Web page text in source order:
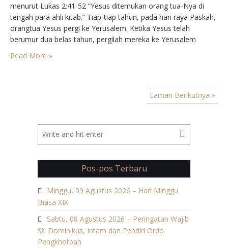
menurut Lukas 2:41-52 “Yesus ditemukan orang tua-Nya di
tengah para ahli kitab.” Tiap-tiap tahun, pada hari raya Paskah,
orangtua Yesus pergi ke Yerusalem. Ketika Yesus telah
berumur dua belas tahun, pergilah mereka ke Yerusalem
seperti yang lazim pada hari raya itu. Seusai hari-hari perayaan
itu, ketika mereka berjalan pulang, tinggallah…
Read More »
Laman Berikutnya »
Pos-pos Terbaru
Minggu, 09 Agustus 2026 – Hari Minggu
Biasa XIX
Sabtu, 08 Agustus 2026 – Peringatan Wajib
St. Dominikus, Imam dan Pendiri Ordo
Pengkhotbah